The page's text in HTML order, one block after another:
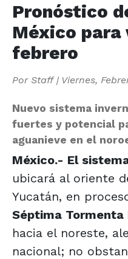
Pronóstico
México para
febrero
Por Staff| Viernes,
Nuevo sistema
fuertes y potencial
aguanieve en el
México.- El
ubicará al oriente
Yucatán, en
Séptima Tormenta
hacia el noreste,
nacional; no